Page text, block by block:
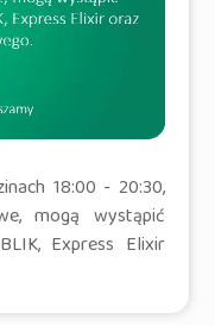
18:00 - 20:30,
mogą wystąpić
Express Elixir